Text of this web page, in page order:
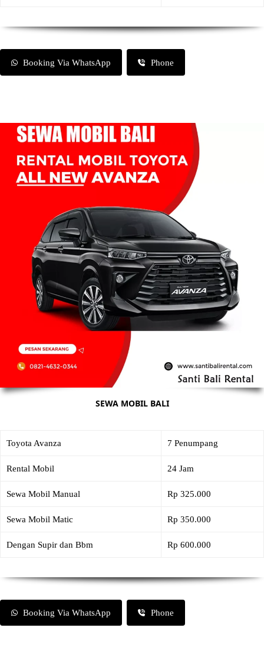
Booking Via WhatsApp Phone
SEWA MOBIL BALI
Toyota Avanza 7 Penumpang
Rental Mobil 24 Jam
Sewa Mobil Manual Rp 325.000
Sewa Mobil Matic Rp 350.000
Dengan Supir dan Bbm Rp 600.000
Booking Via WhatsApp Phone